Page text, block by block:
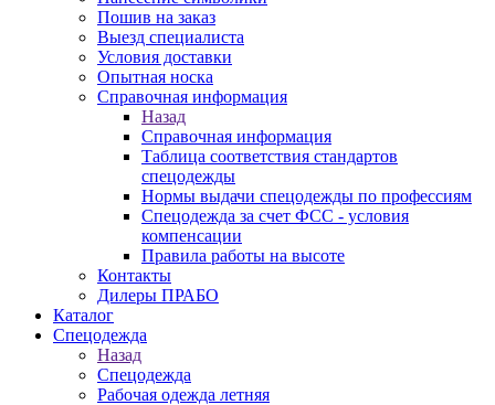
Пошив на заказ
Выезд специалиста
Условия доставки
Опытная носка
Справочная информация
Назад
Справочная информация
Таблица соответствия стандартов
спецодежды
Нормы выдачи спецодежды по профессиям
Спецодежда за счет ФСС - условия
компенсации
Правила работы на высоте
Контакты
Дилеры ПРАБО
Каталог
Спецодежда
Назад
Спецодежда
Рабочая одежда летняя